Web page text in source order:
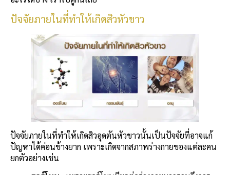
ปัจจัยภายในที่ทำให้เกิดสิวหัวขาว
ปัจจัยภายในที่ทำให้เกิดสิวอุดตันหัวขาวนั้นเป็นปัจจัยที่อาจแก้
ปัญหาได้ค่อนข้างยาก เพราะเกิดจากสภาพร่างกายของแต่ละคน
ยกตัวอย่างเช่น